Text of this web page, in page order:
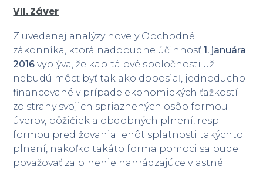
VII. Záver
Z uvedenej analýzy novely Obchodné
zákonníka, ktorá nadobudne účinnosť1. januára
2016 vyplýva, že kapitálové spoločnosti už
nebudú môcť byť tak ako doposiaľ, jednoducho
financované v prípade ekonomických ťažkostí
zo strany svojich spriaznených osôb formou
úverov, pôžičiek a obdobných plnení, resp.
formou predlžovania lehôt splatnosti takýchto
plnení, nakoľko takáto forma pomoci sa bude
považovať za plnenie nahrádzajúce vlastné